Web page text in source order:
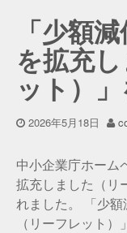
「少額
を拡充
ット）
2026年5月18日
中小企業庁ホーム
拡充しました
れました。 「少
（リーフレット